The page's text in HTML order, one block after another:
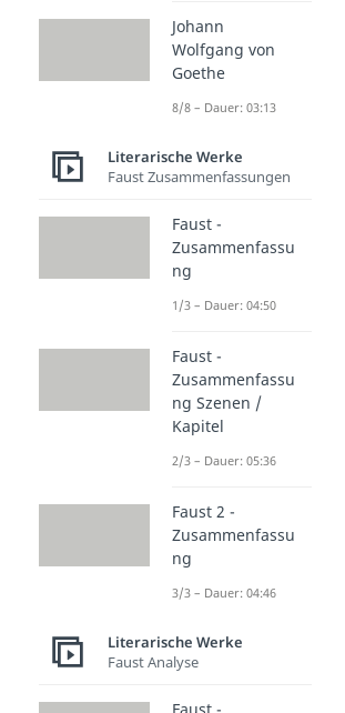
Johann
Wolfgang von
Goethe
8/8 – Dauer: 03:13
Literarische Werke
Faust Zusammenfassungen
Faust -
Zusammenfassu
ng
1/3 – Dauer: 04:50
Faust -
Zusammenfassu
ng Szenen /
Kapitel
2/3 – Dauer: 05:36
Faust 2 -
Zusammenfassu
ng
3/3 – Dauer: 04:46
Literarische Werke
Faust Analyse